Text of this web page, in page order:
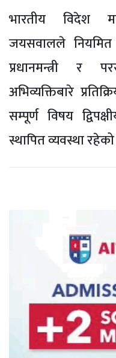
भारतीय विदेश
जयसवालले नियमित
प्रधानमन्त्री र
अभिव्यक्तिबारे
सम्पूर्ण विषय
स्थापित व्यवस्था